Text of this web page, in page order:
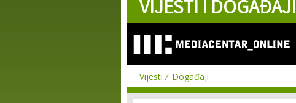
VIJESTI I DOGAĐAJI
Vijesti Događaji